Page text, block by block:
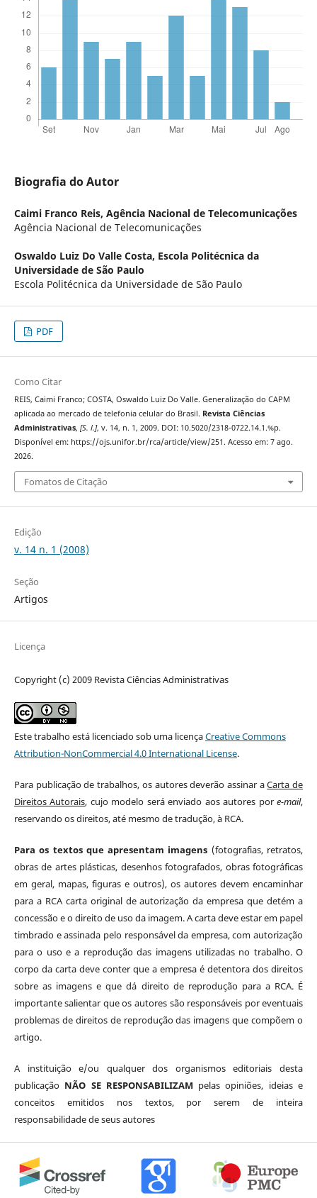
Biografia do Autor
Caimi Franco Reis, Agência Nacional de Telecomunicações
Agência Nacional de Telecomunicações
Oswaldo Luiz Do Valle Costa, Escola Politécnica da
Universidade de São Paulo
Escola Politécnica da Universidade de São Paulo
PDF
Como Citar
REIS, Caimi Franco; COSTA, Oswaldo Luiz Do Valle. Generalização do CAPM
aplicada ao mercado de telefonia celular do Brasil. Revista Ciências
Administrativas, [S. l.], v. 14, n. 1, 2009. DOI: 10.5020/2318-0722.14.1.%p.
Disponível em: https://ojs.unifor.br/rca/article/view/251. Acesso em: 7 ago.
2026.
Fomatos de Citação
Edição
v. 14 n. 1 (2008)
Seção
Artigos
Licença
Copyright (c) 2009 Revista Ciências Administrativas
Este trabalho está licenciado sob uma licençaCreative Commons
Attribution-NonCommercial 4.0 International License.
Para publicação de trabalhos, os autores deverão assinar aCarta de
Direitos Autorais, cujo modelo será enviado aos autores pore-mail,
reservando os direitos, até mesmo de tradução, à RCA.
Para os textos que apresentam imagens (fotografias, retratos,
obras de artes plásticas, desenhos fotografados, obras fotográficas
em geral, mapas, figuras e outros), os autores devem encaminhar
para a RCA carta original de autorização da empresa que detém a
concessão e o direito de uso da imagem. A carta deve estar em papel
timbrado e assinada pelo responsável da empresa, com autorização
para o uso e a reprodução das imagens utilizadas no trabalho. O
corpo da carta deve conter que a empresa é detentora dos direitos
sobre as imagens e que dá direito de reprodução para a RCA. É
importante salientar que os autores são responsáveis por eventuais
problemas de direitos de reprodução das imagens que compõem o
artigo.
A instituição e/ou qualquer dos organismos editoriais desta
publicação NÃO SE RESPONSABILIZAM pelas opiniões, ideias e
conceitos emitidos nos textos, por serem de inteira
responsabilidade de seus autores